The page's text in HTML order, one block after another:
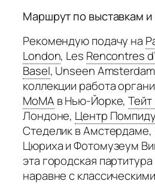
Маршрут по выставкам
Рекомендую подачу на
London, Les Rencontres
Basel, Unseen
коллекции работа
MoMA в Нью-Йорке,
Лондоне, Центр Помпиду
Стеделик в Амстердаме,
Цюриха и Фотомузеум
эта городская партитура
наравне с